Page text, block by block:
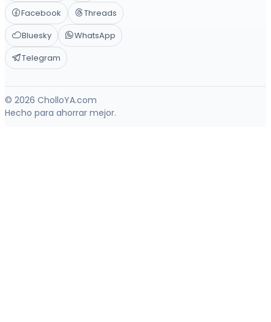
Facebook
Threads
Bluesky
WhatsApp
Telegram
© 2026 CholloYA.com
Hecho para ahorrar mejor.